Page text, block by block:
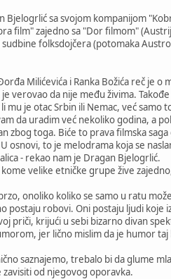
Bjelogrlić sa svojom kompanijom
film" zajedno sa "Dor filmom"
folksdojčera (potomaka
Milićevića i Ranka Božića reč je
verovao da nije među živima.
mu je otac Srbin ili Nemac, već samo
da uradim već nekoliko godina, a
zbog toga. Biće to prava filmska
osnovi, to je melodrama koja se
- rekao nam je Dragan Bjelogrlić.
velike etničke grupe žive
onoliko koliko se samo u ratu
postaju robovi. Oni postaju ljudi
priči, krijući u sebi bizarno divan
jer lično mislim da je humor
saznajemo, trebalo bi da glume
zavisiti od njegovog oporavka.